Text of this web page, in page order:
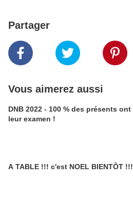
Partager
Vous aimerez aussi
DNB 2022 - 100 % des présents ont
leur examen !
A TABLE !!! c'est NOEL BIENTÔT !!!